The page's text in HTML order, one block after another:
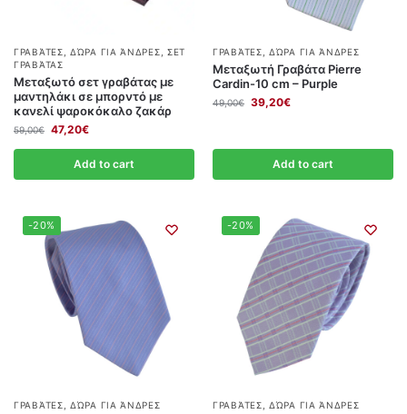
ΓΡΑΒΆΤΕΣ ,ΔΏΡΑ ΓΙΑ ΆΝΔΡΕΣ
ΣΕΤ
ΓΡΑΒΆΤΑΣ
Μεταξωτό σετ γραβάτας με
μαντηλάκι σε μπορντό με
κανελί ψαροκόκαλο ζακάρ
59,00€ 47,20€
Add to cart
ΓΡΑΒΆΤΕΣ ,ΔΏΡΑ ΓΙΑ ΆΝΔΡΕΣ
Μεταξωτή Γραβάτα Pierre
Cardin-10 cm – Purple
49,00€ 39,20€
Add to cart
-20%
ΓΡΑΒΆΤΕΣ ,ΔΏΡΑ ΓΙΑ ΆΝΔΡΕΣ
-20%
ΓΡΑΒΆΤΕΣ ,ΔΏΡΑ ΓΙΑ ΆΝΔΡΕΣ